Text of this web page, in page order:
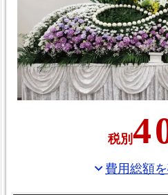
税別
expand_more費用総額